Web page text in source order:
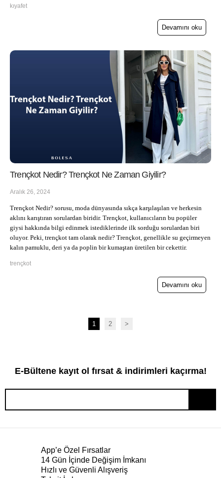
kıyafet
Devamını oku
Trençkot Nedir? Trençkot Ne Zaman Giyilir?
Aralık 26, 2024
Trençkot Nedir? sorusu, moda dünyasında sıkça karşılaşılan ve herkesin
aklını karıştıran sorulardan biridir. Trençkot, kullanıcıların bu popüler
giysi hakkında bilgi edinmek istediklerinde ilk sorduğu sorulardan biri
oluyor. Peki, trençkot tam olarak nedir? Trençkot, genellikle su geçirmeyen
kalın pamuklu, deri ya da poplin bir kumaştan üretilen bir cekettir.
trençkot
Devamını oku
1 2 >
E-Bültene kayıt ol fırsat & indirimleri kaçırma!
App’e Özel Fırsatlar
14 Gün İçinde Değişim İmkanı
Hızlı ve Güvenli Alışveriş